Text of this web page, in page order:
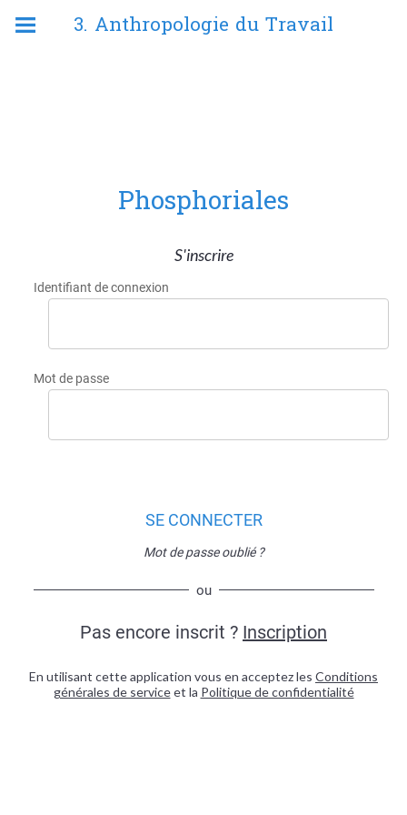
3. Anthropologie du Travail
Phosphoriales
S'inscrire
Identifiant de connexion
Mot de passe
SE CONNECTER
Mot de passe oublié ?
ou
Pas encore inscrit ? Inscription
En utilisant cette application vous en acceptez les Conditions
générales de serviceet la Politique de confidentialité